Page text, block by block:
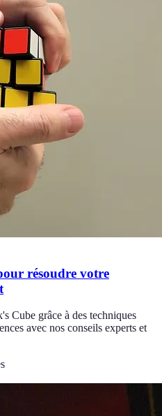
résoudre votre
Cube grâce à des techniques
avec nos conseils experts et